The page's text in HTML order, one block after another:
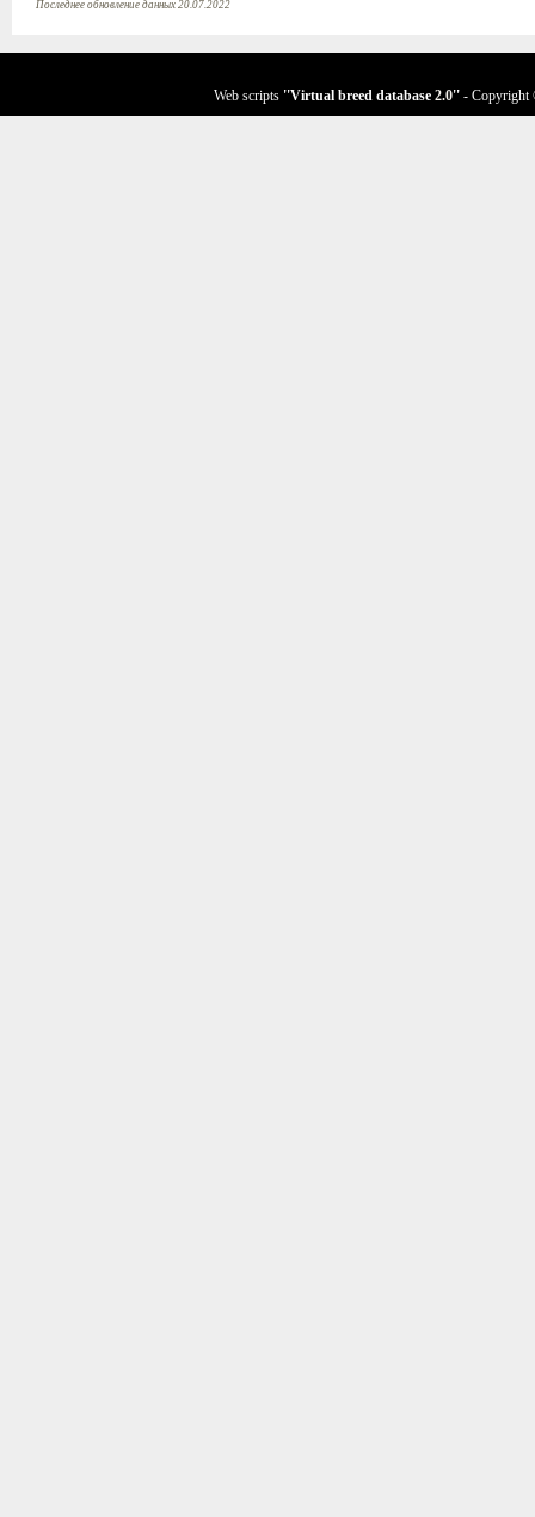
Последнее обновление данных 20.07.2022
Web scripts ''Virtual breed database 2.0'' - Copyright